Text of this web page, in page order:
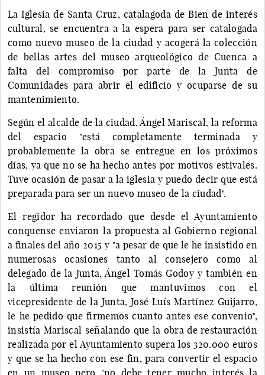
La Iglesia de Santa Cruz, catalagoda de Bien de interés
cultural, se encuentra a la espera para ser catalogada
como nuevo museo de la ciudad y acogerá la colección
de bellas artes del museo arqueológico de Cuenca a
falta del compromiso por parte de la Junta de
Comunidades para abrir el edificio y ocuparse de su
mantenimiento.
Según el alcalde de la ciudad, Ángel Mariscal, la reforma
del espacio "está completamente terminada y
probablemente la obra se entregue en los próximos
días, ya que no se ha hecho antes por motivos estivales.
Tuve ocasión de pasar a la iglesia y puedo decir que está
preparada para ser un nuevo museo de la ciudad".
El regidor ha recordado que desde el Ayuntamiento
conquense enviaron la propuesta al Gobierno regional
a finales del año 2015 y "a pesar de que le he insistido en
numerosas ocasiones tanto al consejero como al
delegado de la Junta, Ángel Tomás Godoy y también en
la última reunión que mantuvimos con el
vicepresidente de la Junta, José Luís Martínez Guijarro,
le he pedido que firmemos cuanto antes ese convenio",
insistía Mariscal señalando que la obra de restauración
realizada por el Ayuntamiento supera los 320.000 euros
y que se ha hecho con ese fin, para convertir el espacio
en un museo pero "no debe tener mucho interés la